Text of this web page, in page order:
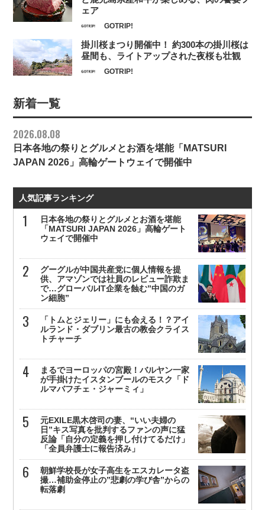
ェア
GOTRIP!
掛川桜まつり開催中！ 約300本の掛川桜は
昼間も、ライトアップされた夜桜も壮観
GOTRIP!
新着一覧
2026.08.08
日本各地の祭りとグルメとお酒を堪能「MATSURI
JAPAN 2026」高輪ゲートウェイで開催中
人気記事ランキング
日本各地の祭りとグルメとお酒を堪能
「MATSURI JAPAN 2026」高輪ゲート
ウェイで開催中
グーグルが中国共産党に個人情報を提
供、アマゾンでは社員のレビュー詐欺ま
で…グローバルIT企業を蝕む”中国のガ
ン細胞”
「トムとジェリー」にも会える！？アイ
ルランド・ダブリン最古の教会クライス
トチャーチ
まるでヨーロッパの宮殿！バルヤン一家
が手掛けたイスタンブールのモスク「ド
ルマバフチェ・ジャーミィ」
元EXILE黒木啓司の妻、“いい夫婦の
日”キス写真を批判するファンの声に猛
反論「自分の定義を押し付けてるだけ」
「全員弁護士に報告済み」
朝鮮学校長が女子高生をエスカレータ盗
撮…補助金停止の”悲劇の学び舎”からの
転落劇